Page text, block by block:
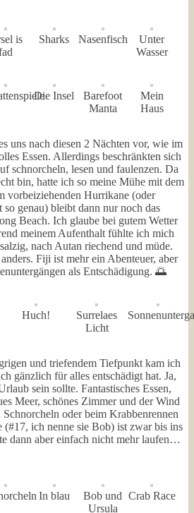
is
Sharks Nasenfisch
Unter
Wasser
Die Insel
Barefoot
Manta
Mein
Haus
uns nach diesen 2 Nächten vor, wie im
Essen. Allerdings beschränkten sich
schnorcheln, lesen und faulenzen. Da
bin, hatte ich so meine Mühe mit dem
vorbeiziehenden Hurrikane (oder
genau) bleibt dann nur noch das
Beach. Ich glaube bei gutem Wetter
meinem Aufenthalt fühlte ich mich
nach Autan riechend und müde.
Fiji ist mehr ein Abenteuer, aber
als Entschädigung. 🌅
Huch!
Surrelaes
Licht
und triefendem Tiefpunkt kam ich
gänzlich für alles entschädigt hat. Ja,
sein sollte. Fantastisches Essen,
Meer, schönes Zimmer und der Wind
oder beim Krabbenrennen
ich nenne sie Bob) ist zwar bis ins
dann aber einfach nicht mehr laufen…
In blau
Bob und
Ursula
Crab Race